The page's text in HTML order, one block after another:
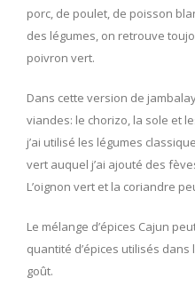
porc, de poulet, de poisson
des légumes, on retrouve
poivron vert.
Dans cette version de
viandes: le chorizo, la sole et
j’ai utilisé les légumes
vert auquel j’ai ajouté des
L’oignon vert et la coriandre
Le mélange d’épices Cajun
quantité d’épices utilisés
goût.